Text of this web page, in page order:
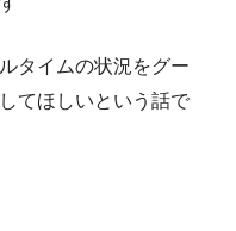
タイムの状況をグー
てほしいという話で